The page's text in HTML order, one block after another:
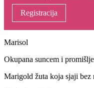
Registracija
Marisol
Okupana suncem i
Marigold žuta koja sjaji bez